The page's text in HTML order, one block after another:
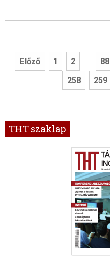
Előző 1 2 ... 88
258 259
THT szaklap